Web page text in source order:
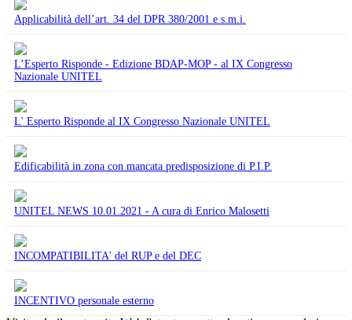
Applicabilità dell’art. 34 del DPR 380/2001 e s.m.i.
L’Esperto Risponde - Edizione BDAP-MOP - al IX Congresso
Nazionale UNITEL
L' Esperto Risponde al IX Congresso Nazionale UNITEL
Edificabilità in zona con mancata predisposizione di P.I.P.
UNITEL NEWS 10.01.2021 - A cura di Enrico Malosetti
INCOMPATIBILITA' del RUP e del DEC
INCENTIVO personale esterno